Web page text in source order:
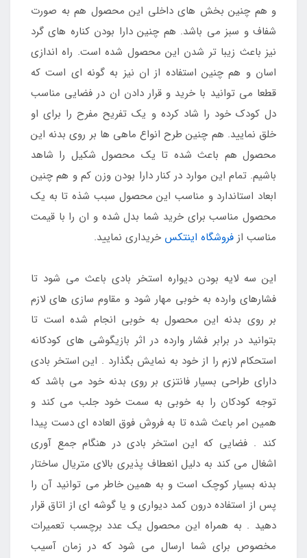
و هم چنین بخش های داخلی این محصول هم به صورت
شفاف و سبز می باشد. هم چنین دارا بودن کناره های گرد
نیز باعث زیبا تر شدن این محصول شده است. راه اندازی
اسان و هم چنین استفاده از ان نیز به گونه ای است که
قطعا می توانید با خرید و قرار دادن ان در فضایی مناسب
دل کودک خود را شاد کرده و یک تفریح مفرح را برای او
خلق نمایید. هم چنین طرح انواع ماهی ها بر روی بدنه این
محصول هم باعث شده تا یک محصول شکیل را شاهد
باشیم. تمام این موارد در کنار دارا بودن وزن کم و هم چنین
ابعاد استاندارد و مناسب این محصول سبب شذه تا به یک
محصول مناسب برای خرید شما بدل شده و ان را با قیمت
مناسب از فروشگاه اینتکس خریداری نمایید.
این سه لایه بودن دیواره استخر بادی باعث می شود تا
فشارهای وارده به خوبی مهار شود و مقاوم سازی های لازم
بر روی بدنه این محصول به خوبی انجام شده است تا
بتوانید در برابر فشار وارده در اثر بازیگوشی های کودکانه
استحکام لازم را از خود به نمایش بگذارد . این استخر بادی
دارای طراحی بسیار فانتزی بر روی بدنه خود می باشد که
توجه کودکان را به خوبی به سمت خود جلب می کند و
همین امر باعث شده تا به فروش فوق العاده ای دست پیدا
کند . فضایی که این استخر بادی در هنگام جمع آوری
اشغال می کند به دلیل انعطاف پذیری بالای متریال ساختار
بدنه بسیار کوچک است و به همین خاطر می توانید آن را
پس از استفاده درون کمد دیواری و یا گوشه ای از اتاق قرار
دهید . به همراه این محصول یک عدد برچسب تعمیرات
مخصوص برای شما ارسال می شود که در زمان آسیب